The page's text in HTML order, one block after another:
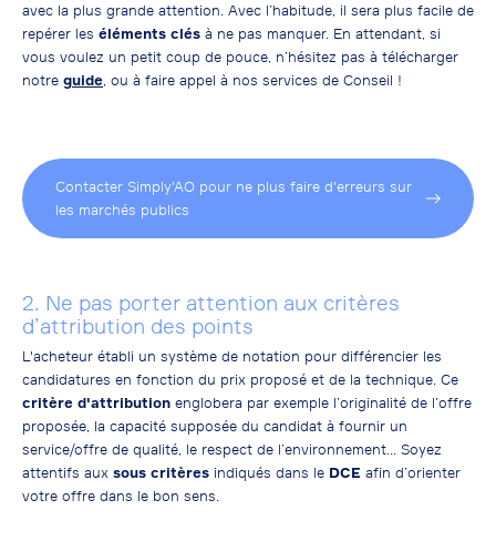
avec la plus grande attention. Avec l’habitude, il sera plus facile de
repérer les éléments clés à ne pas manquer. En attendant, si
vous voulez un petit coup de pouce, n’hésitez pas à télécharger
notre guide , ou à faire appel à nos services de Conseil !
Contacter Simply'AO pour ne plus faire d'erreurs sur
les marchés publics
2. Ne pas porter attention aux critères
d’attribution des points
L'acheteur établi un système de notation pour différencier les
candidatures en fonction du prix proposé et de la technique . Ce
critère d'attribution englobera par exemple l’originalité de l’offre
proposée, la capacité supposée du candidat à fournir un
service/offre de qualité, le respect de l’environnement… Soyez
attentifs aux sous critères indiqués dans le DCE afin d’orienter
votre offre dans le bon sens.